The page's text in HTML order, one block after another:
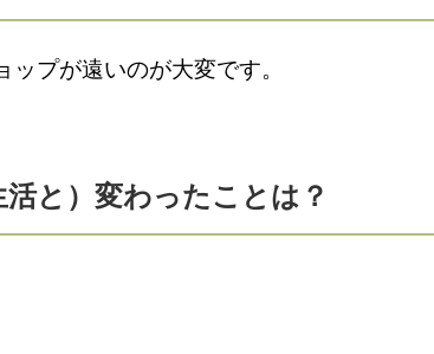
プが遠いのが大変です。
と）変わったことは？